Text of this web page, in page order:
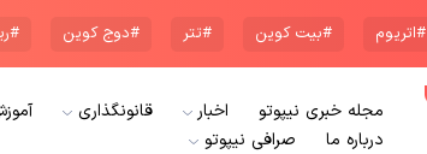
#اتریوم #بیت کوین #تتر #دوج کوین
مجله خبری نیپوتو اخبار قانونگذاری
درباره ما
صرافی نیپوتو